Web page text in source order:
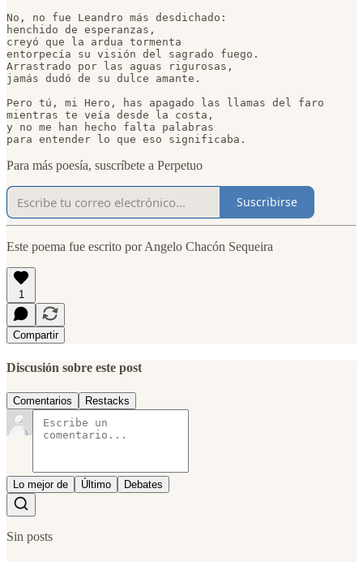
No, no fue Leandro más desdichado:
henchido de esperanzas,
creyó que la ardua tormenta
entorpecía su visión del sagrado fuego.
Arrastrado por las aguas rigurosas,
jamás dudó de su dulce amante.
Pero tú, mi Hero, has apagado las llamas del faro
mientras te veía desde la costa,
y no me han hecho falta palabras
para entender lo que eso significaba.
Para más poesía, suscríbete a Perpetuo
Suscribirse
Este poema fue escrito por Angelo Chacón Sequeira
1
Compartir
Discusión sobre este post
Comentarios Restacks
Lo mejor de Último Debates
Sin posts